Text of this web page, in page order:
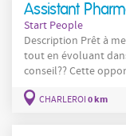
Assistant
Start People
Description Prêt à mettre votre expertise au service des clients
tout en évoluant
conseil?? Cette
permettra de jouer
Dans cette fonction
CHARLEROI 0 km